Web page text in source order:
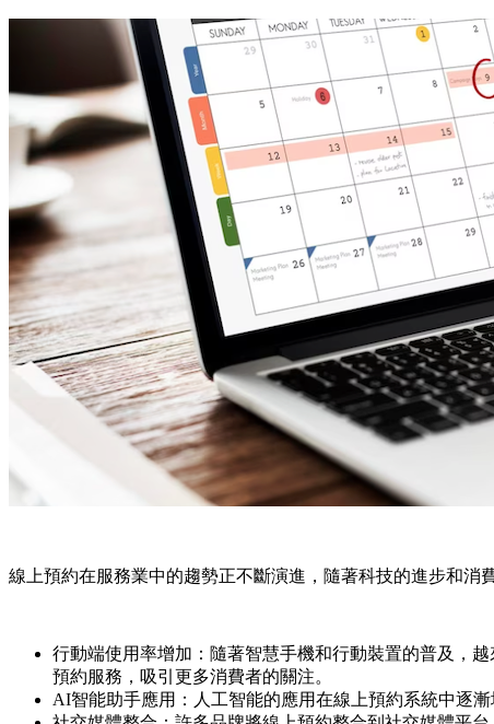
線上預約在服務業中的趨勢正不斷演進，隨著科技的進步和消
行動端使用率增加：隨著智慧手機和行動裝置的普及，
預約服務，吸引更多消費者的關注。
AI智能助手應用：人工智能的應用在線上預約系統中逐